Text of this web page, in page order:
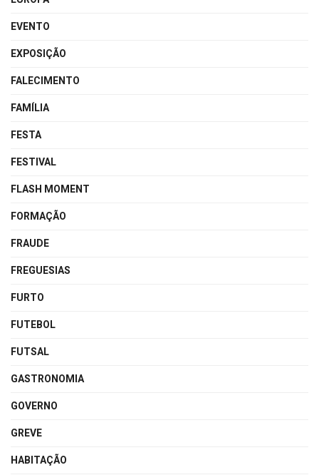
EVENTO
EXPOSIÇÃO
FALECIMENTO
FAMÍLIA
FESTA
FESTIVAL
FLASH MOMENT
FORMAÇÃO
FRAUDE
FREGUESIAS
FURTO
FUTEBOL
FUTSAL
GASTRONOMIA
GOVERNO
GREVE
HABITAÇÃO